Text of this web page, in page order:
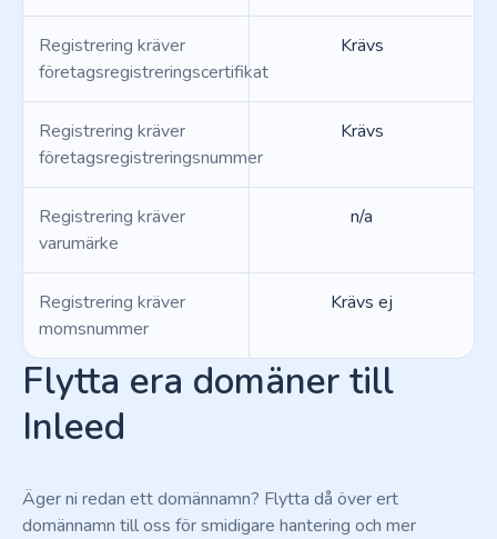
Registrering kräver
företagsregistreringscertifikat
Krävs
Registrering kräver
företagsregistreringsnummer
Krävs
Registrering kräver
varumärke
n/a
Registrering kräver
momsnummer
Krävs ej
Flytta era domäner till
Inleed
Äger ni redan ett domännamn? Flytta då över ert
domännamn till oss för smidigare hantering och mer